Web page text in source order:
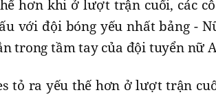
hơn khi ở lượt trận cuối, các
với đội bóng yếu nhất bảng -
trong tầm tay của đội tuyển nữ
tỏ ra yếu thế hơn ở lượt trận